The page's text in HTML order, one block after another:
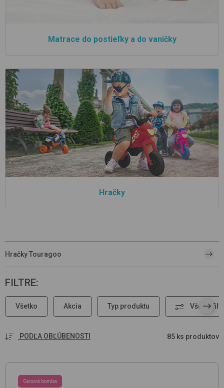
Matrace do postieľky a do vaničky
Hračky
Hračky Touragoo
FILTRE:
Všetko Akcia Typ produktu Všetky
PODĽA OBĽÚBENOSTI 85 ks produktov
Cenová bomba